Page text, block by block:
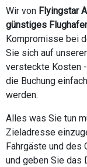
Wir von Flyingstar
günstiges
Kompromisse bei
Sie sich auf
versteckte Kosten
die Buchung
werden.
Alles was Sie tun
Zieladresse
Fahrgäste und des
und geben Sie das